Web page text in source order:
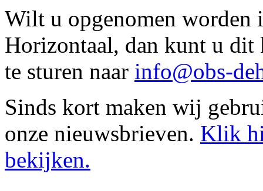
Wilt u opgenomen
Horizontaal, dan kunt u dit
te sturen naar info@obs-
Sinds kort maken wij
onze nieuwsbrieven. Klik
bekijken.